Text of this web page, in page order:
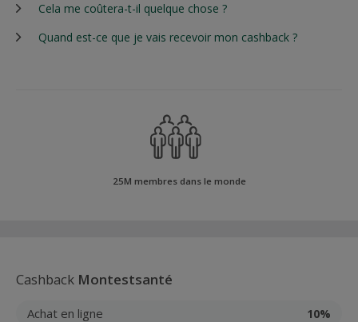
Cela me coûtera-t-il quelque chose ?
Quand est-ce que je vais recevoir mon cashback ?
25M membres dans le monde
Cashback Montestsanté
Achat en ligne 10%